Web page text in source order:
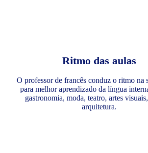
Ritmo das aulas
O professor de francês conduz o ritmo na
para melhor aprendizado da língua
gastronomia, moda, teatro, artes
arquitetura.